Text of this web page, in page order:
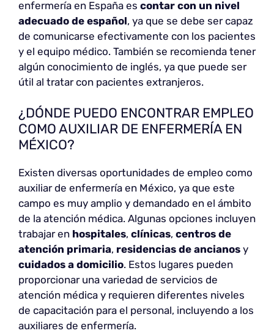
enfermería en España es contar con un nivel
adecuado de español, ya que se debe ser capaz
de comunicarse efectivamente con los pacientes
y el equipo médico. También se recomienda tener
algún conocimiento de inglés, ya que puede ser
útil al tratar con pacientes extranjeros.
¿DÓNDE PUEDO ENCONTRAR EMPLEO
COMO AUXILIAR DE ENFERMERÍA EN
MÉXICO?
Existen diversas oportunidades de empleo como
auxiliar de enfermería en México, ya que este
campo es muy amplio y demandado en el ámbito
de la atención médica. Algunas opciones incluyen
trabajar en hospitales, clínicas, centros de
atención primaria, residencias de ancianos y
cuidados a domicilio. Estos lugares pueden
proporcionar una variedad de servicios de
atención médica y requieren diferentes niveles
de capacitación para el personal, incluyendo a los
auxiliares de enfermería.